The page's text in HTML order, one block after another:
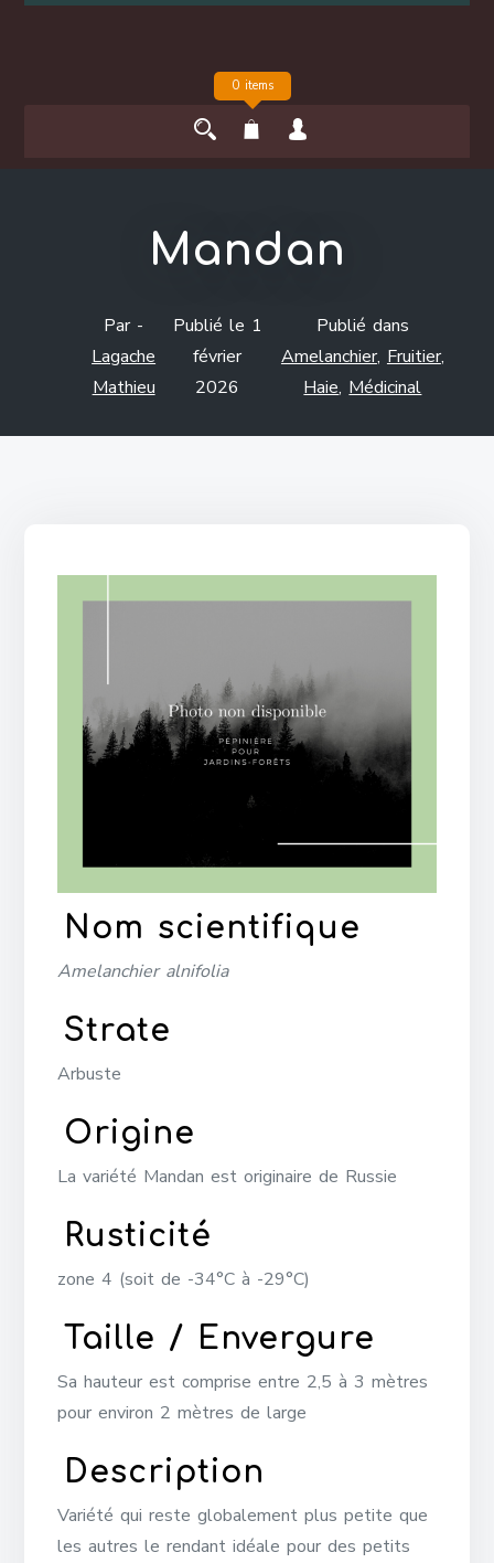
0 items
Mandan
Par -
Lagache
Mathieu
Publié le 1
février
2026
Publié dans
Amelanchier, Fruitier,
Haie, Médicinal
Nom scientifique
Amelanchier alnifolia
Strate
Arbuste
Origine
La variété Mandan est originaire de Russie
Rusticité
zone 4 (soit de -34°C à -29°C)
Taille / Envergure
Sa hauteur est comprise entre 2,5 à 3 mètres
pour environ 2 mètres de large
Description
Variété qui reste globalement plus petite que
les autres le rendant idéale pour des petits